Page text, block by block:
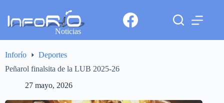
Noticias
Inforío
Deportes
Peñarol finalsita de la LUB 2025-26
27 mayo, 2026